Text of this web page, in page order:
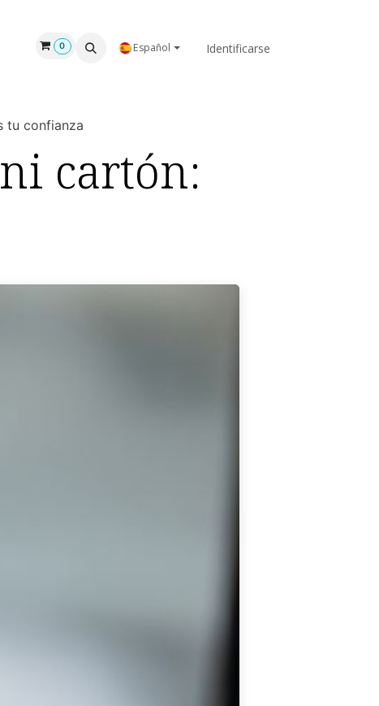
NOSOTROS
0 Español Identificarse
tu confianza
cartón: